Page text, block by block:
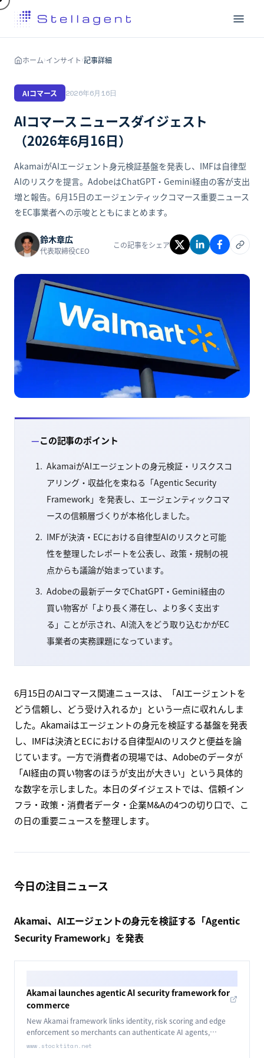
ホーム›インサイト ›記事詳細
AIコマース 2026年6月16日
AIコマース ニュースダイジェスト
（2026年6月16日）
AkamaiがAIエージェント身元検証基盤を発表し、IMFは自律型
AIのリスクを提言。AdobeはChatGPT・Gemini経由の客が支出
増と報告。6月15日のエージェンティックコマース重要ニュース
をEC事業者への示唆とともにまとめます。
鈴木章広
代表取締役CEO
この記事をシェア
この記事のポイント
AkamaiがAIエージェントの身元検証・リスクスコ
アリング・収益化を束ねる「Agentic Security
Framework」を発表し、エージェンティックコマ
ースの信頼層づくりが本格化しました。
IMFが決済・ECにおける自律型AIのリスクと可能
性を整理したレポートを公表し、政策・規制の視
点からも議論が始まっています。
Adobeの最新データでChatGPT・Gemini経由の
買い物客が「より長く滞在し、より多く支出す
る」ことが示され、AI流入をどう取り込むかがEC
事業者の実務課題になっています。
6月15日のAIコマース関連ニュースは、「AIエージェントを
どう信頼し、どう受け入れるか」という一点に収れんしま
した。Akamaiはエージェントの身元を検証する基盤を発表
し、IMFは決済とECにおける自律型AIのリスクと便益を論
じています。一方で消費者の現場では、Adobeのデータが
「AI経由の買い物客のほうが支出が大きい」という具体的
な数字を示しました。本日のダイジェストでは、信頼イン
フラ・政策・消費者データ・企業M&Aの4つの切り口で、こ
の日の重要ニュースを整理します。
今日の注目ニュース
Akamai、AIエージェントの身元を検証する「Agentic
Security Framework」を発表
Akamai launches agentic AI security framework for
commerce
New Akamai framework links identity, risk scoring and edge
enforcement so merchants can authenticate AI agents,
manage fraud risk and monetize traffic.
www.stocktitan.net